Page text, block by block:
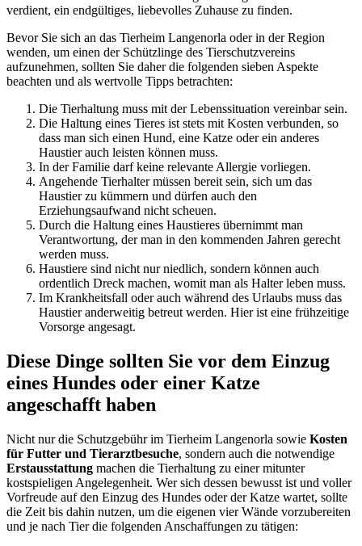
verdient, ein endgültiges, liebevolles Zuhause zu finden.
Bevor Sie sich an das Tierheim Langenorla oder in der Region
wenden, um einen der Schützlinge des Tierschutzvereins
aufzunehmen, sollten Sie daher die folgenden sieben Aspekte
beachten und als wertvolle Tipps betrachten:
Die Tierhaltung muss mit der Lebenssituation vereinbar sein.
Die Haltung eines Tieres ist stets mit Kosten verbunden, so
dass man sich einen Hund, eine Katze oder ein anderes
Haustier auch leisten können muss.
In der Familie darf keine relevante Allergie vorliegen.
Angehende Tierhalter müssen bereit sein, sich um das
Haustier zu kümmern und dürfen auch den
Erziehungsaufwand nicht scheuen.
Durch die Haltung eines Haustieres übernimmt man
Verantwortung, der man in den kommenden Jahren gerecht
werden muss.
Haustiere sind nicht nur niedlich, sondern können auch
ordentlich Dreck machen, womit man als Halter leben muss.
Im Krankheitsfall oder auch während des Urlaubs muss das
Haustier anderweitig betreut werden. Hier ist eine frühzeitige
Vorsorge angesagt.
Diese Dinge sollten Sie vor dem Einzug
eines Hundes oder einer Katze
angeschafft haben
Nicht nur die Schutzgebühr im Tierheim Langenorla sowie Kosten
für Futter und Tierarztbesuche, sondern auch die notwendige
Erstausstattung machen die Tierhaltung zu einer mitunter
kostspieligen Angelegenheit. Wer sich dessen bewusst ist und voller
Vorfreude auf den Einzug des Hundes oder der Katze wartet, sollte
die Zeit bis dahin nutzen, um die eigenen vier Wände vorzubereiten
und je nach Tier die folgenden Anschaffungen zu tätigen: